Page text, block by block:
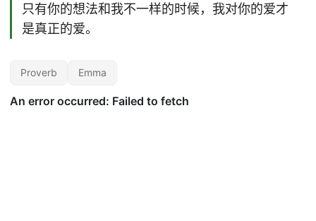
只有你的想法和我不一样的时候，我对你的爱才
是真正的爱。
Proverb Emma